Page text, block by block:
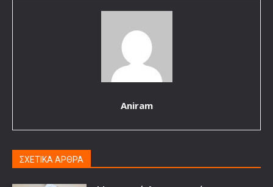
Aniram
ΣΧΕΤΙΚΑ ΑΡΘΡΑ